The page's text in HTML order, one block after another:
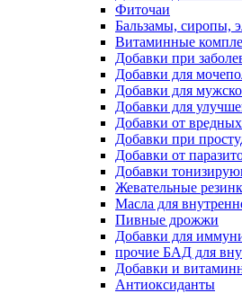
Фиточаи
Бальзамы, сиропы,
Витаминные
Добавки при
Добавки для
Добавки для
Добавки для
Добавки от
Добавки при
Добавки от
Добавки
Жевательные
Масла для
Пивные дрожжи
Добавки для
прочие БАД для
Добавки и
Антиоксиданты